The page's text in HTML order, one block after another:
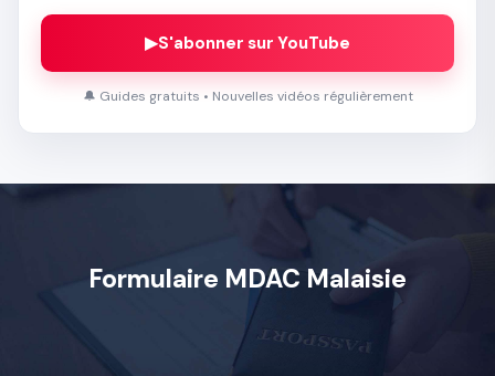
▶S'abonner sur YouTube
🔔 Guides gratuits • Nouvelles vidéos régulièrement
Formulaire MDAC Malaisie